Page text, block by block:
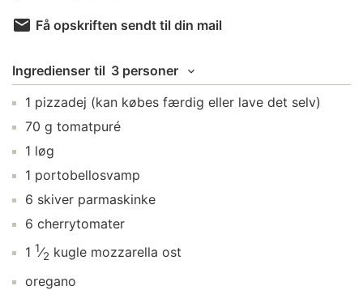
Få opskriften sendt til din mail
Ingredienser til 3 personer
1 pizzadej (kan købes færdig eller lave det selv)
70 g tomatpuré
1 løg
1 portobellosvamp
6 skiver parmaskinke
6 cherrytomater
1 1⁄2 kugle mozzarella ost
oregano